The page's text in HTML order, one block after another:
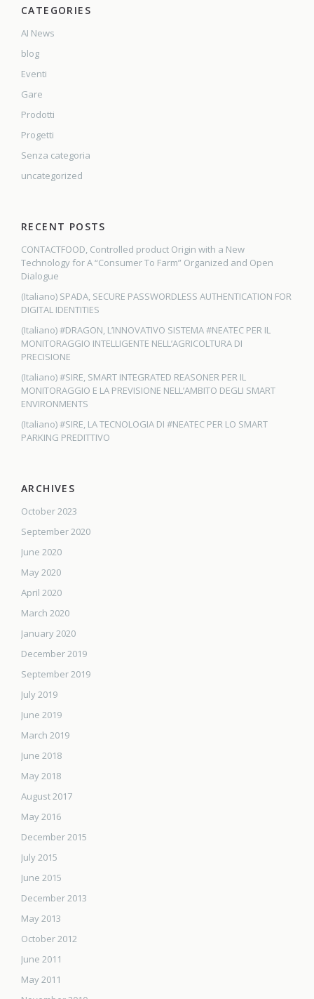
CATEGORIES
AI News
blog
Eventi
Gare
Prodotti
Progetti
Senza categoria
uncategorized
RECENT POSTS
CONTACTFOOD, Controlled product Origin with a New
Technology for A “Consumer To Farm” Organized and Open
Dialogue
(Italiano) SPADA, SECURE PASSWORDLESS AUTHENTICATION FOR
DIGITAL IDENTITIES
(Italiano) #DRAGON, L’INNOVATIVO SISTEMA #NEATEC PER IL
MONITORAGGIO INTELLIGENTE NELL’AGRICOLTURA DI
PRECISIONE
(Italiano) #SIRE, SMART INTEGRATED REASONER PER IL
MONITORAGGIO E LA PREVISIONE NELL’AMBITO DEGLI SMART
ENVIRONMENTS
(Italiano) #SIRE, LA TECNOLOGIA DI #NEATEC PER LO SMART
PARKING PREDITTIVO
ARCHIVES
October 2023
September 2020
June 2020
May 2020
April 2020
March 2020
January 2020
December 2019
September 2019
July 2019
June 2019
March 2019
June 2018
May 2018
August 2017
May 2016
December 2015
July 2015
June 2015
December 2013
May 2013
October 2012
June 2011
May 2011